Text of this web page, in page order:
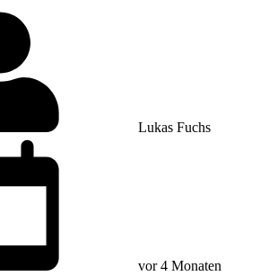
Lukas Fuchs
vor 4 Monaten